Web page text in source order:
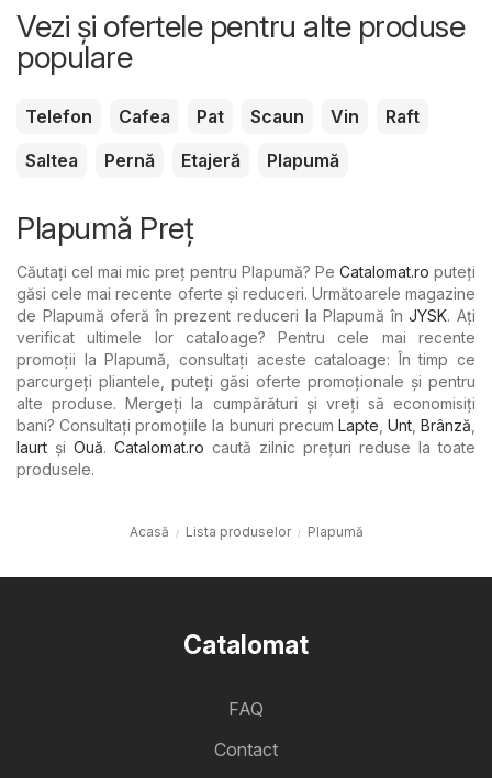
Vezi și ofertele pentru alte produse
populare
Telefon Cafea Pat Scaun Vin
Raft
Saltea
Pernă Etajeră Plapumă
Plapumă Preț
Căutați cel mai mic preț pentru Plapumă? Pe Catalomat.ro puteți
găsi cele mai recente oferte și reduceri. Următoarele magazine
de Plapumă oferă în prezent reduceri la Plapumă înJYSK. Ați
verificat ultimele lor cataloage? Pentru cele mai recente
promoții la Plapumă, consultați aceste cataloage: În timp ce
parcurgeți pliantele, puteți găsi oferte promoționale și pentru
alte produse. Mergeți la cumpărături și vreți să economisiți
bani? Consultați promoțiile la bunuri precum Lapte Unt, Brânză
Iaurt şi Ouă. Catalomat.ro caută zilnic prețuri reduse la toate
produsele.
Acasă Lista produselor Plapumă
Catalomat
FAQ
Contact